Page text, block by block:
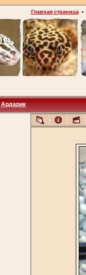
Главная страница•
Ардарик